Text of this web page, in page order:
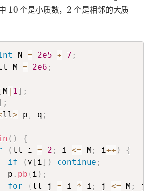
10
个是小质数，
2
个是相邻的大质
N = 2e5 + 7 ;
M = 2e6 ;
[M | 1] ;
;
ll> p , q ;
( )
{
( ll i = 2 ; i <= M ; i++ )
{
if
( v [ i] ) continue ;
p
. pb ( i ) ;
for
( ll j = i * i ; j <= M ; j